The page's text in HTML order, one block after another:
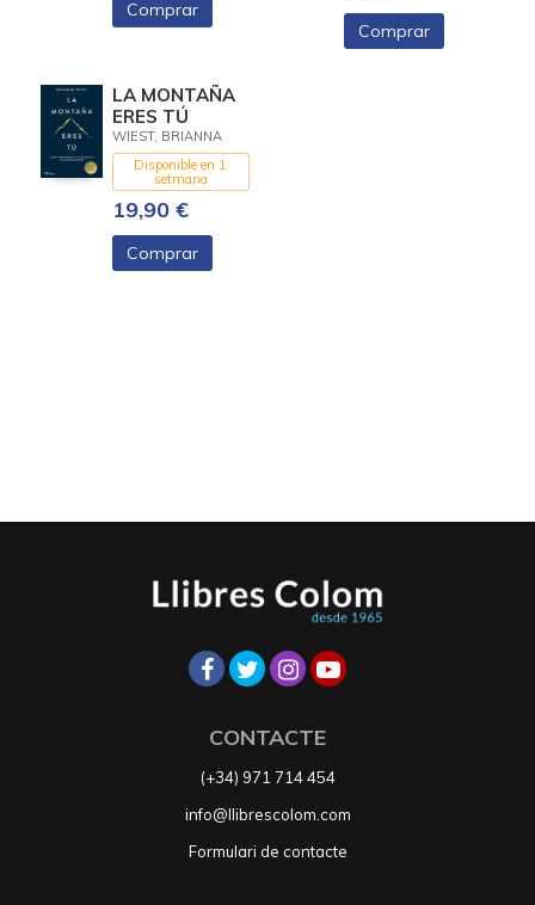
Comprar
Comprar
LA MONTAÑA
ERES TÚ
WIEST, BRIANNA
Disponible en 1
setmana
19,90 €
Comprar
CONTACTE
(+34) 971 714 454
info@llibrescolom.com
Formulari de contacte